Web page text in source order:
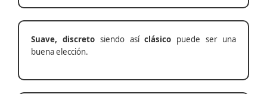
Suave, discretosiendo asíclásico puede ser una
buena elección.